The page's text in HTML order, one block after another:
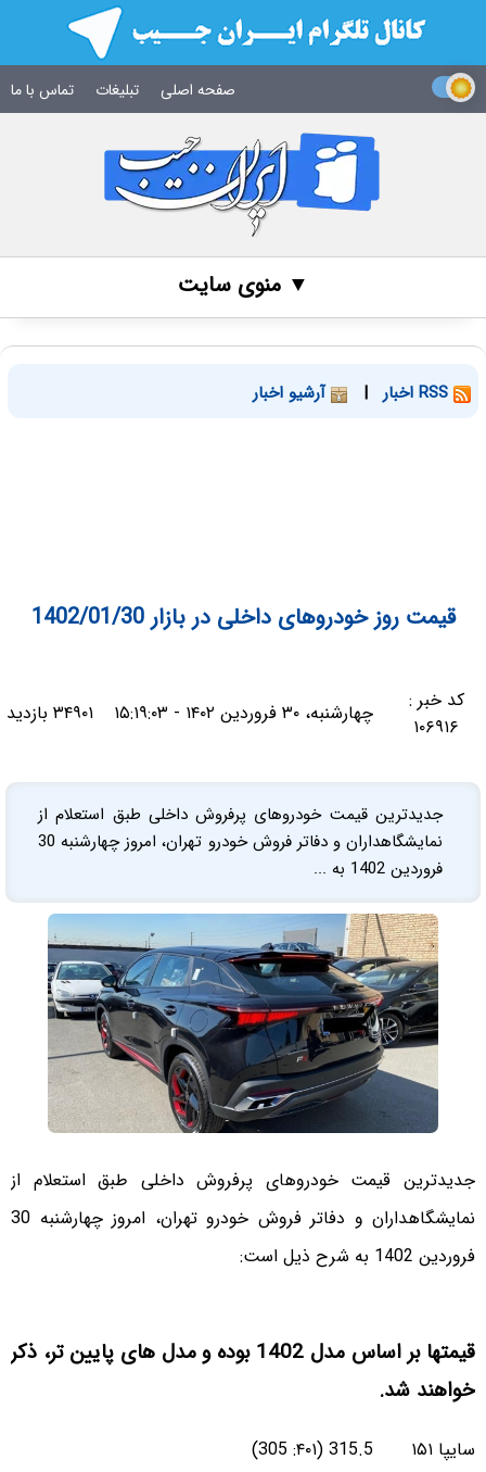
صفحه اصلی تبلیغات تماس با ما
▼ منوی سایت
| آرشیو اخبار
قیمت روز خودروهای داخلی در بازار 1402/01/30
کد خبر :
۱۰۶۹۱۶
چهارشنبه، ۳۰ فروردین ۱۴۰۲ - ۱۵:۱۹:۰۳ ۳۴۹۰۱ بازدید
جدیدترین قیمت خودروهای پرفروش داخلی طبق استعلام از
نمایشگاهداران و دفاتر فروش خودرو تهران، امروز چهارشنبه 30
فروردین 1402 به ...
جدیدترین قیمت خودروهای پرفروش داخلی طبق استعلام از
نمایشگاهداران و دفاتر فروش خودرو تهران، امروز چهارشنبه 30
فروردین 1402 به شرح ذیل است:
قیمتها بر اساس مدل 1402 بوده و مدل های پایین تر، ذکر
خواهند شد.
سایپا ۱۵۱ 315.5 (۴۰۱: 305)